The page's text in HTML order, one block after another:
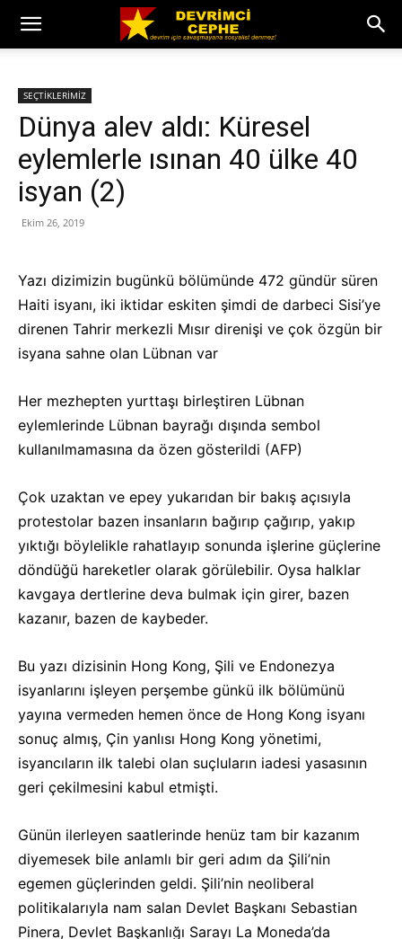
SEÇTİKLERİMİZ
Dünya alev aldı: Küresel
eylemlerle ısınan 40 ülke 40
isyan (2)
Ekim 26, 2019
Yazı dizimizin bugünkü bölümünde 472 gündür süren
Haiti isyanı, iki iktidar eskiten şimdi de darbeci Sisi’ye
direnen Tahrir merkezli Mısır direnişi ve çok özgün bir
isyana sahne olan Lübnan var
Her mezhepten yurttaşı birleştiren Lübnan
eylemlerinde Lübnan bayrağı dışında sembol
kullanılmamasına da özen gösterildi (AFP)
Çok uzaktan ve epey yukarıdan bir bakış açısıyla
protestolar bazen insanların bağırıp çağırıp, yakıp
yıktığı böylelikle rahatlayıp sonunda işlerine güçlerine
döndüğü hareketler olarak görülebilir. Oysa halklar
kavgaya dertlerine deva bulmak için girer, bazen
kazanır, bazen de kaybeder.
Bu yazı dizisinin Hong Kong, Şili ve Endonezya
isyanlarını işleyen perşembe günkü ilk bölümünü
yayına vermeden hemen önce de Hong Kong isyanı
sonuç almış, Çin yanlısı Hong Kong yönetimi,
isyancıların ilk talebi olan suçluların iadesi yasasının
geri çekilmesini kabul etmişti.
Günün ilerleyen saatlerinde henüz tam bir kazanım
diyemesek bile anlamlı bir geri adım da Şili’nin
egemen güçlerinden geldi. Şili’nin neoliberal
politikalarıyla nam salan Devlet Başkanı Sebastian
Pinera, Devlet Başkanlığı Sarayı La Moneda’da